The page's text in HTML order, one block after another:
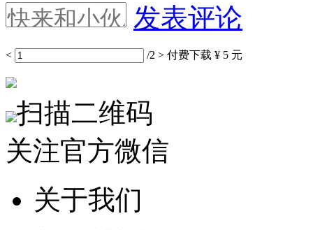
发表评论
< /2 > 付费下载 ¥ 5 元
扫描二维码
关注官方微信
关于我们